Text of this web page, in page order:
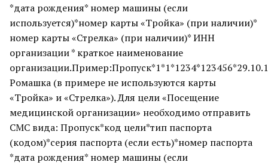
*дата рождения* номер машины (если
используется)*номер карты «Тройка» (при наличии)*
номер карты «Стрелка» (при наличии)* ИНН
организации * краткое наименование
Ромашка (в примере не используются карты
«Тройка» и «Стрелка»). Для цели «Посещение
медицинской организации» необходимо отправить
СМС вида: Пропуск*код цели*тип паспорта
(кодом)*серия паспорта (если есть)*номер паспорта
*дата рождения* номер машины (если